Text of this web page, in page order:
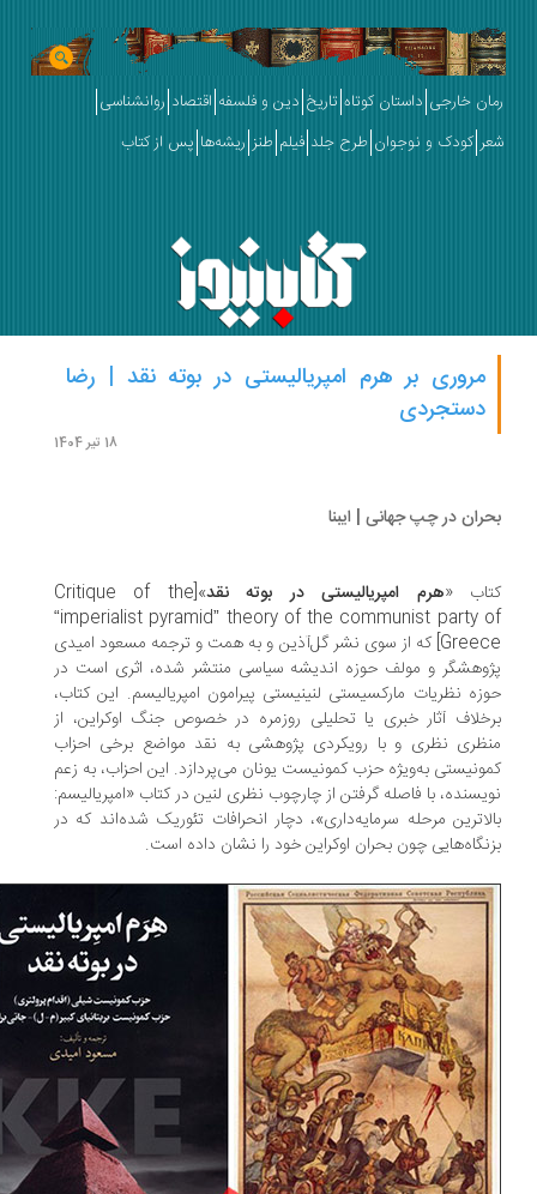
خارجی داستان کوتاه تاریخ دین و فلسفه اقتصاد روانشناسی
کودک و نوجوان طرح جلد فیلم طنز ریشه‌ها پس از کتاب
مروری بر هرم امپریالیستی در بوته نقد | رضا
دستجردی
در چپ جهانی | ایبنا
«هرم امپریالیستی در بوته نقد
»[Critique of the
“imperialist pyramid” theory of the communist party
Greece] که از سوی نشر گل‌آذین و به همت و ترجمه مسعود امیدی
و مولف حوزه اندیشه سیاسی منتشر شده، اثری است در
نظریات مارکسیستی لنینیستی پیرامون امپریالیسم. این کتاب،
آثار خبری یا تحلیلی روزمره در خصوص جنگ اوکراین، از
نظری و با رویکردی پژوهشی به نقد مواضع برخی احزاب
به‌ویژه حزب کمونیست یونان می‌پردازد. این احزاب، به زعم
با فاصله گرفتن از چارچوب نظری لنین در کتاب «امپریالیسم:
مرحله سرمایه‌داری»، دچار انحرافات تئوریک شده‌اند که در
چون بحران اوکراین خود را نشان داده است.